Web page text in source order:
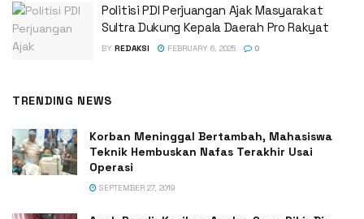
Politisi PDI Perjuangan Ajak Masyarakat
Sultra Dukung Kepala Daerah Pro Rakyat
BY REDAKSI FEBRUARY 6, 2025 0
TRENDING NEWS
Korban Meninggal Bertambah, Mahasiswa
Teknik Hembuskan Nafas Terakhir Usai
Operasi
SEPTEMBER 27, 2019